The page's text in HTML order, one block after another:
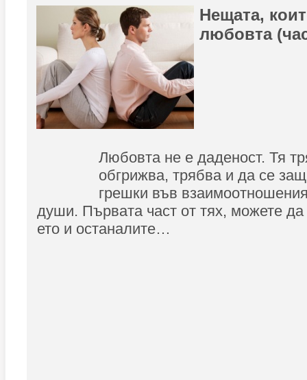
Нещата,
любовта
Любовта не е даденост. Тя
обгрижва, трябва и да се
грешки във
души. Първата част от тях, можете
ето и останалите…